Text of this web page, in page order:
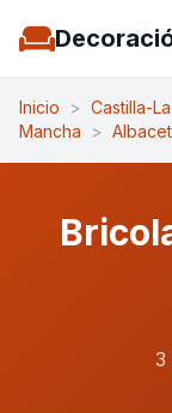
Inicio > Castilla-La
Mancha
>
3